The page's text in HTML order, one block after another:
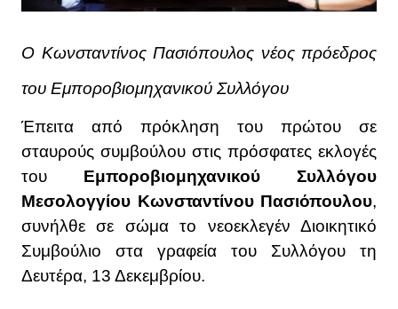
Ο Κωνσταντίνος Πασιόπουλος νέος πρόεδρος
του Εμποροβιομηχανικού Συλλόγου
Έπειτα από πρόκληση του πρώτου σε
σταυρούς συμβούλου στις πρόσφατες εκλογές
του Εμποροβιομηχανικού Συλλόγου
Μεσολογγίου Κωνσταντίνου Πασιόπουλου,
συνήλθε σε σώμα το νεοεκλεγέν Διοικητικό
Συμβούλιο στα γραφεία του Συλλόγου τη
Δευτέρα, 13 Δεκεμβρίου.